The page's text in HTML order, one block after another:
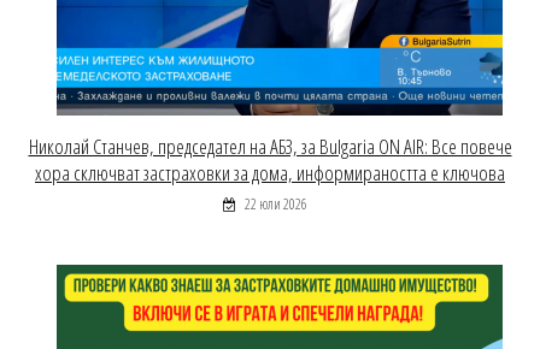
Николай Станчев, председател на АБЗ, за Bulgaria ON AIR: Все повече
хора сключват застраховки за дома, информираността е ключова
22 юли 2026